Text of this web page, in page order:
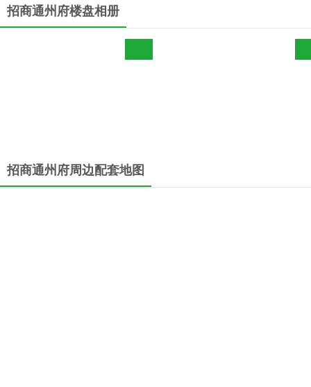
招商通州府楼盘相册
招商通州府周边配套地图